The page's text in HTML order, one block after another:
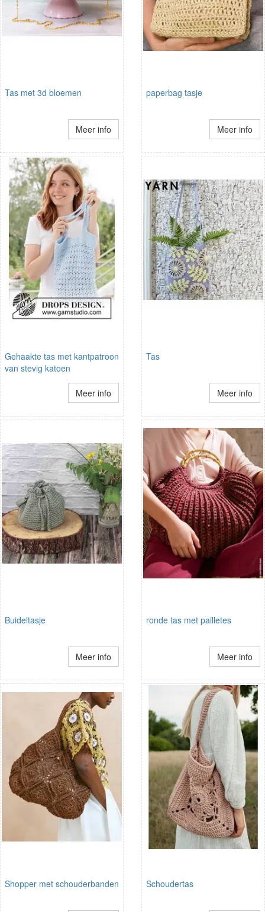
Tas met 3d bloemen
Meer info
paperbag tasje
Meer info
Gehaakte tas met kantpatroon
van stevig katoen
Meer info
Tas
Meer info
Buideltasje
Meer info
ronde tas met pailletes
Meer info
Shopper met schouderbanden Schoudertas